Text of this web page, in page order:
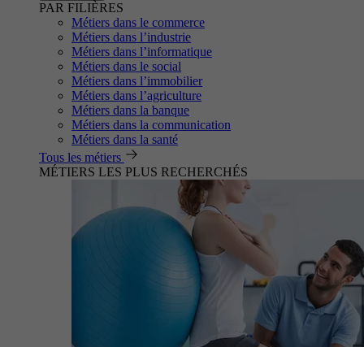
PAR FILIÈRES
Métiers dans le commerce
Métiers dans l’industrie
Métiers dans l’informatique
Métiers dans le social
Métiers dans l’immobilier
Métiers dans l’agriculture
Métiers dans la banque
Métiers dans la communication
Métiers dans la santé
Tous les métiers
MÉTIERS LES PLUS RECHERCHÉS